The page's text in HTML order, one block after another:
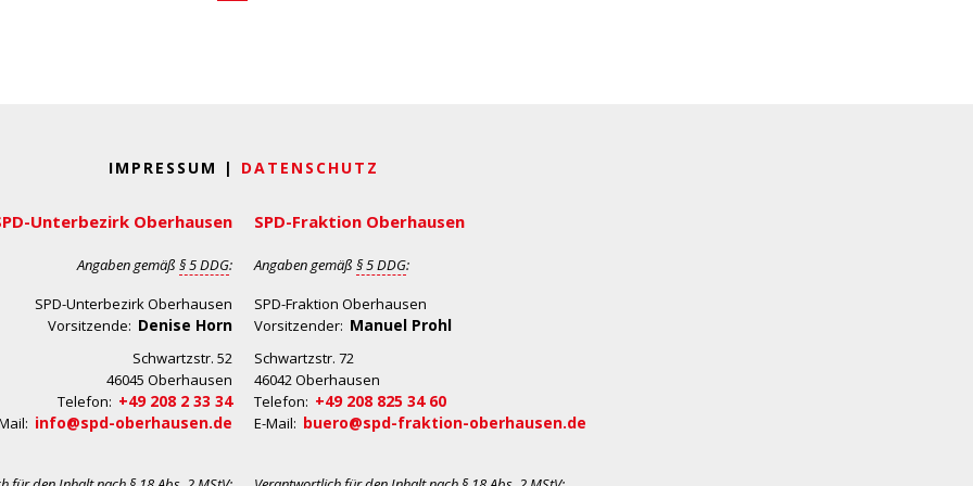
IMPRESSUM | DATENSCHUTZ
Unterbezirk Oberhausen
Angaben gemäß § 5 DDG:
SPD-Unterbezirk Oberhausen
Vorsitzende: Denise Horn
Schwartzstr. 52
46045 Oberhausen
Telefon: +49 208 2 33 34
info@spd-oberhausen.de
SPD-Fraktion Oberhausen
Angaben gemäß § 5 DDG:
SPD-Fraktion Oberhausen
Vorsitzender: Manuel Prohl
Schwartzstr. 72
46042 Oberhausen
Telefon: +49 208 825 34 60
E-Mail: buero@spd-fraktion-oberhausen.de